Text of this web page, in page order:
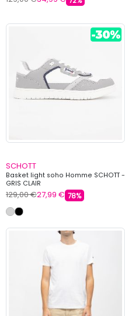
SCHOTT
Basket light soho Homme SCHOTT -
GRIS CLAIR
129,00 €27,99 € 78%